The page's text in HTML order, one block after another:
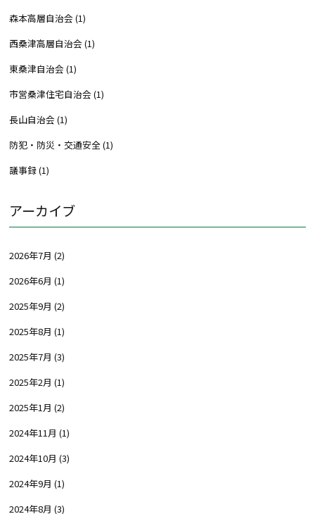
森本高層自治会 (1)
西桑津高層自治会 (1)
東桑津自治会 (1)
市営桑津住宅自治会 (1)
長山自治会 (1)
防犯・防災・交通安全(1)
議事録(1)
アーカイブ
2026年7月 (2)
2026年6月 (1)
2025年9月 (2)
2025年8月 (1)
2025年7月 (3)
2025年2月 (1)
2025年1月 (2)
2024年11月 (1)
2024年10月 (3)
2024年9月 (1)
2024年8月 (3)